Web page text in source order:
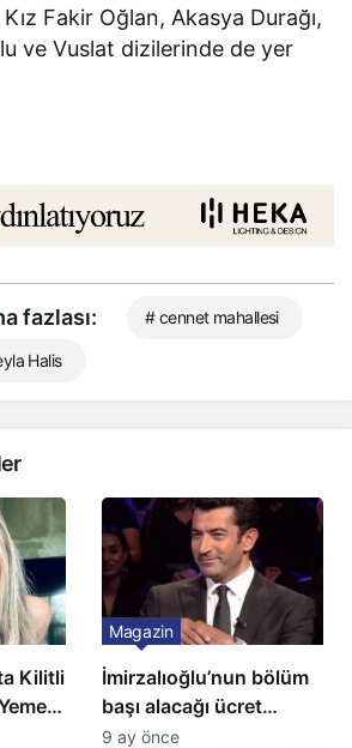
Fakir Oğlan, Akasya Durağı,
ve Vuslat dizilerinde de yer
fazlası: # cennet mahallesi
Halis
Kilitli
İmirzalıoğlu’nun bölüm
başı alacağı ücret
Türkiye’de bir ilk:
Magazin
9 ay önce